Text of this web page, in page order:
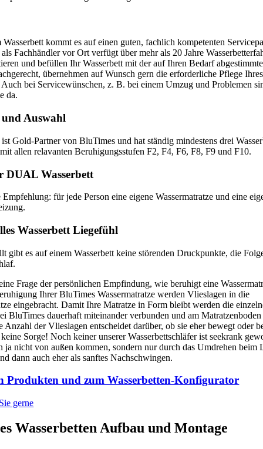
Wasserbett kommt es auf einen guten, fachlich kompetenten
Fachhändler vor Ort verfügt über mehr als 20 Jahre
und befüllen Ihr Wasserbett mit der auf Ihren Bedarf
übernehmen auf Wunsch gern die erforderliche Pflege Ihres
Auch bei Servicewünschen, z. B. bei einem Umzug und Problemen
da.
Auswahl
Gold-Partner von BluTimes und hat ständig mindestens drei
allen relavanten Beruhigungsstufen F2, F4, F6, F8, F9 und F10.
DUAL Wasserbett
für jede Person eine eigene Wassermatratze und eine
Wasserbett Liegefühl
gibt es auf einem Wasserbett keine störenden Druckpunkte, die
Frage der persönlichen Empfindung, wie beruhigt eine
Ihrer BluTimes Wassermatratze werden Vlieslagen in die
eingebracht. Damit Ihre Matratze in Form bleibt werden die
BluTimes dauerhaft miteinander verbunden und am Matratzenboden
Anzahl der Vlieslagen entscheidet darüber, ob sie eher bewegt oder
Sorge! Noch keiner unserer Wasserbettschläfer ist seekrank
ja nicht von außen kommen, sondern nur durch das Umdrehen beim
dann auch eher als sanftes Nachschwingen.
Produkten und zum Wasserbetten-Konfigurator
gerne
Wasserbetten Aufbau und Montage